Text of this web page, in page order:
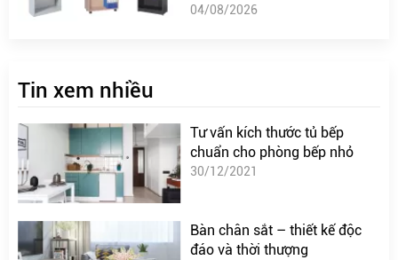
04/08/2026
Tin xem nhiều
Tư vấn kích thước tủ bếp
chuẩn cho phòng bếp nhỏ
30/12/2021
Bàn chân sắt – thiết kế độc
đáo và thời thượng